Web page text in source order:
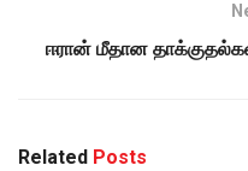
ஈரான் மீதான
Related Posts